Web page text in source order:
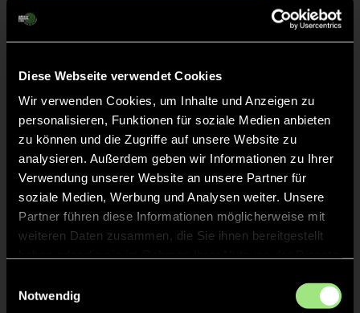
Diese Webseite verwendet Cookies
Wir verwenden Cookies, um Inhalte und Anzeigen zu
personalisieren, Funktionen für soziale Medien anbieten
zu können und die Zugriffe auf unsere Website zu
analysieren. Außerdem geben wir Informationen zu Ihrer
Verwendung unserer Website an unsere Partner für
soziale Medien, Werbung und Analysen weiter. Unsere
Partner führen diese Informationen möglicherweise mit
weiteren Daten zusammen, die Sie ihnen bereitgestellt
Notwendig
Liveticker
Abpfiff
Spiel beendet
15' TOR 0:1, KURZE ECKE - TOR
SophiaS.